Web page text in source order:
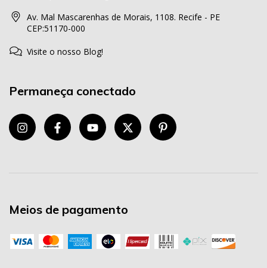
Av. Mal Mascarenhas de Morais, 1108. Recife - PE
CEP:51170-000
Visite o nosso Blog!
Permaneça conectado
Meios de pagamento